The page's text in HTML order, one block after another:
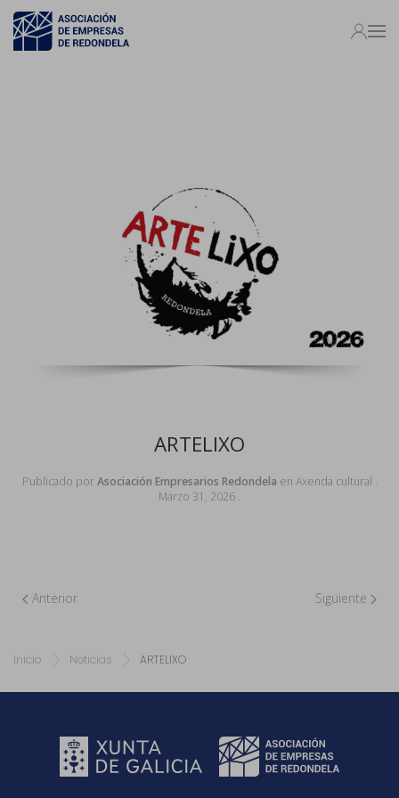
ARTELIXO
Publicado porAsociación Empresarios Redondela en Axenda cultural .
Marzo 31, 2026 .
Anterior Siguiente
Inicio Noticias ARTELIXO